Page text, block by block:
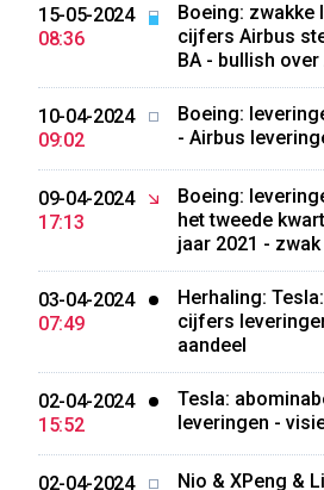
15-05-2024
08:36
Boeing: zwakke
cijfers Airbus
BA - bullish over
10-04-2024
09:02
Boeing:
- Airbus
09-04-2024
17:13
Boeing:
het tweede
jaar 2021 - zwak
03-04-2024
07:49
Herhaling:
cijfers
aandeel
02-04-2024
15:52
Tesla:
leveringen -
02-04-2024
Nio & XPeng &